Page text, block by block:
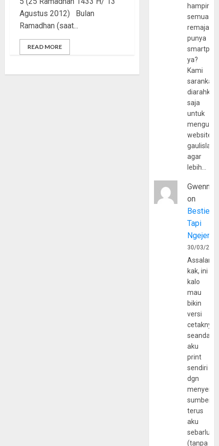
Agustus 2012) Bulan
Ramadhan (saat...
READ MORE
hampir
semua
remaja
punya
ya?
Kami
sarankan,
diarahkan
saja
untuk
website
agar
lebih…
Gwenny
on
Bestie
Tapi
30/03/
kak, ini
kalo
mau
bikin
versi
cetaknya
aku
print
sendiri
dgn
sumber
terus
aku
(tanpa